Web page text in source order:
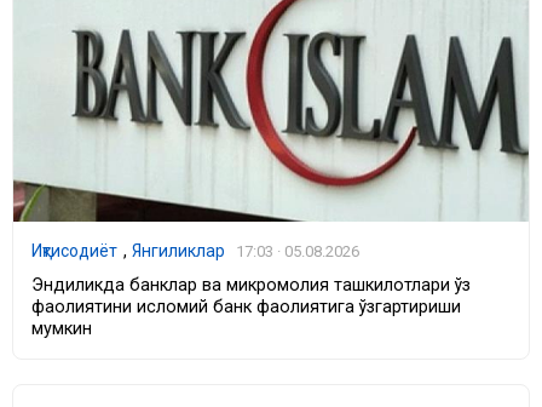
Иқтисодиёт , Янгиликлар 17:03 · 05.08.2026
Эндиликда банклар ва микромолия ташкилотлари ўз
фаолиятини исломий банк фаолиятига ўзгартириши
мумкин